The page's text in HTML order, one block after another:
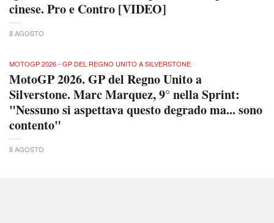
cinese. Pro e Contro [VIDEO]
8 AGOSTO
MOTOGP 2026 - GP DEL REGNO UNITO A SILVERSTONE
MotoGP 2026. GP del Regno Unito a
Silverstone. Marc Marquez, 9° nella Sprint:
"Nessuno si aspettava questo degrado ma... sono
contento"
8 AGOSTO